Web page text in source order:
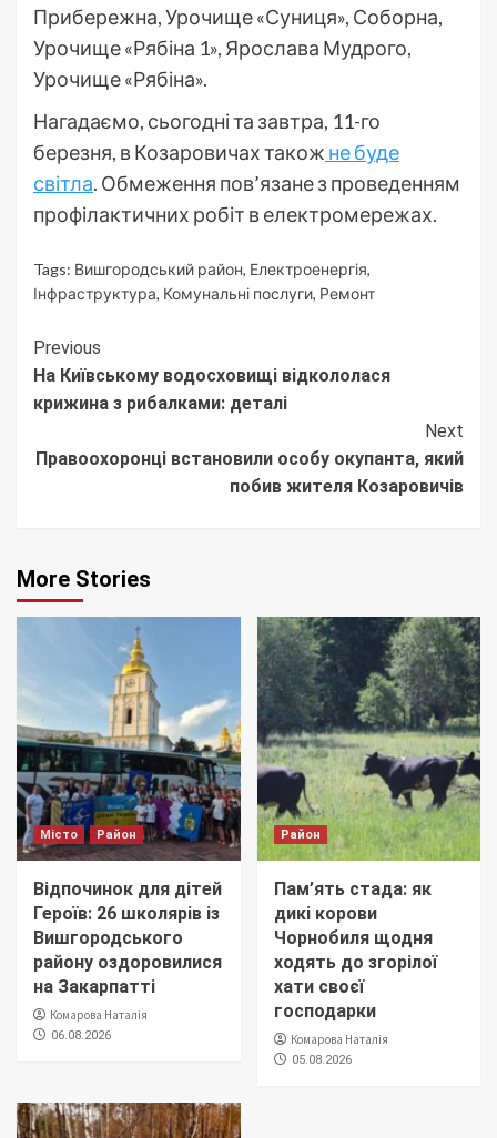
Прибережна, Урочище «Суниця», Соборна,
Урочище «Рябіна 1», Ярослава Мудрого,
Урочище «Рябіна».
Нагадаємо, сьогодні та завтра, 11-го
березня, в Козаровичах також не буде
світла. Обмеження пов’язане з проведенням
профілактичних робіт в електромережах.
Tags: Вишгородський район, Електроенергія,
Інфраструктура, Комунальні послуги, Ремонт
Continue
Reading
Previous
На Київському водосховищі відкололася
крижина з рибалками: деталі
Next
Правоохоронці встановили особу окупанта, який
побив жителя Козаровичів
More Stories
Місто Район
Відпочинок для дітей
Героїв: 26 школярів із
Вишгородського
району оздоровилися
на Закарпатті
Комарова Наталія
06.08.2026
Район
Пам’ять стада: як
дикі корови
Чорнобиля щодня
ходять до згорілої
хати своєї
господарки
Комарова Наталія
05.08.2026